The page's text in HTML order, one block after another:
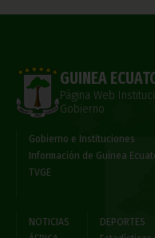
GUINEA
Página Web
Gobierno
Gobierno e Instituciones
Información de Guinea
TVGE
NOTICIAS
DEPORTES